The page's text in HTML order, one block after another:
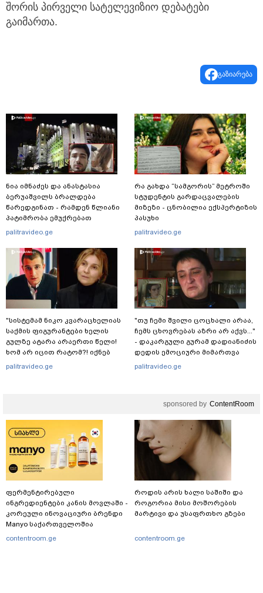
შორის პირველი სატელევიზიო დებატები
გაიმართა.
გაზიარება
ნია იმნაძეს და ანასტასია
ბერუაშვილს ბრალდება
წარედგინათ - რამდენ წლიანი
პატიმრობა ემუქრებათ
არასრულწლოვნებს?
palitravideo.ge
"სისტემამ ნიკო კვარაცხელიას
საქმის ფიგურანტები ხელის
გულზე ატარა არაერთი წელი!
ხომ არ იცით რატომ?! იქნებ
იმიტომ რომ თავად
palitravideo.ge
რა გახდა “სამგორის” მეტროში
სტუდენტის გარდაცვალების
მიზეზი - ცნობილია ექსპერტიზის
პასუხი
palitravideo.ge
"თუ ჩემი შვილი ცოცხალი არაა,
ჩემს ცხოვრებას აზრი არ აქვს..."
- დაკარგული გურამ დადიანიძის
დედის ემოციური მიმართვა
palitravideo.ge
sponsored by ContentRoom
ფერმენტირებული
ინგრედიენტები კანის მოვლაში -
კორეული ინოვაციური ბრენდი
Manyo საქართველოშია
contentroom.ge
როდის არის ხალი საშიში და
როგორია მისი მოშორების
მარტივი და უსაფრთხო გზები
contentroom.ge